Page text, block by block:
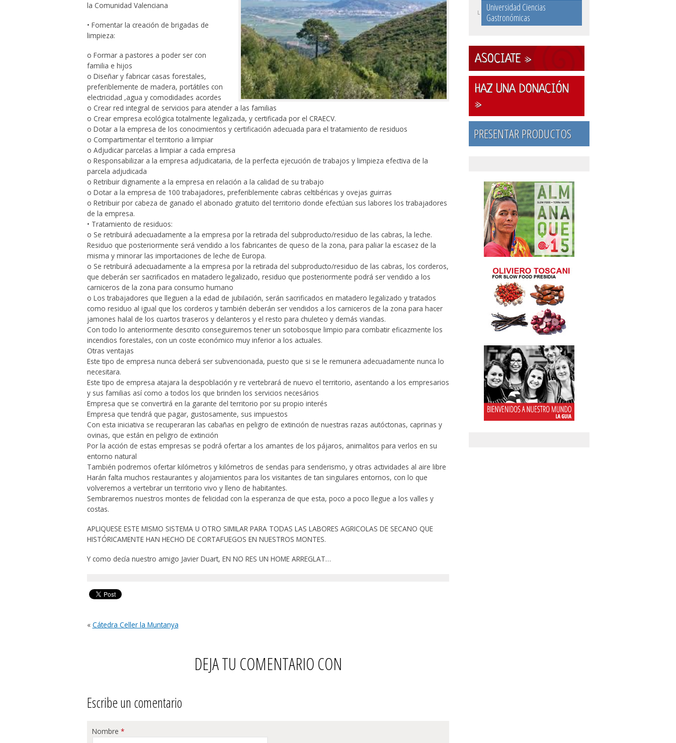
la Comunidad Valenciana
• Fomentar la creación de brigadas de
limpieza:
o Formar a pastores a poder ser con
familia e hijos
o Diseñar y fabricar casas forestales,
preferiblemente de madera, portátiles con
electricidad ,agua y comodidades acordes
o Crear red integral de servicios para atender a las familias
o Crear empresa ecológica totalmente legalizada, y certificada por el CRAECV.
o Dotar a la empresa de los conocimientos y certificación adecuada para el tratamiento de residuos
o Compartimentar el territorio a limpiar
o Adjudicar parcelas a limpiar a cada empresa
o Responsabilizar a la empresa adjudicataria, de la perfecta ejecución de trabajos y limpieza efectiva de la
parcela adjudicada
o Retribuir dignamente a la empresa en relación a la calidad de su trabajo
o Dotar a la empresa de 100 trabajadores, preferiblemente cabras celtibéricas y ovejas guirras
o Retribuir por cabeza de ganado el abonado gratuito del territorio donde efectúan sus labores los trabajadores
de la empresa.
• Tratamiento de residuos:
o Se retribuirá adecuadamente a la empresa por la retirada del subproducto/residuo de las cabras, la leche.
Residuo que posteriormente será vendido a los fabricantes de queso de la zona, para paliar la escasez de la
misma y minorar las importaciones de leche de Europa.
o Se retribuirá adecuadamente a la empresa por la retirada del subproducto/residuo de las cabras, los corderos,
que deberán ser sacrificados en matadero legalizado, residuo que posteriormente podrá ser vendido a los
carniceros de la zona para consumo humano
o Los trabajadores que lleguen a la edad de jubilación, serán sacrificados en matadero legalizado y tratados
como residuo al igual que los corderos y también deberán ser vendidos a los carniceros de la zona para hacer
jamones halal de los cuartos traseros y delanteros y el resto para chuleteo y demás viandas.
Con todo lo anteriormente descrito conseguiremos tener un sotobosque limpio para combatir eficazmente los
incendios forestales, con un coste económico muy inferior a los actuales.
Otras ventajas
Este tipo de empresa nunca deberá ser subvencionada, puesto que si se le remunera adecuadamente nunca lo
necesitara.
Este tipo de empresa atajara la despoblación y re vertebrará de nuevo el territorio, asentando a los empresarios
y sus familias así como a todos los que brinden los servicios necesários
Empresa que se convertirá en la garante del territorio por su propio interés
Empresa que tendrá que pagar, gustosamente, sus impuestos
Con esta iniciativa se recuperaran las cabañas en peligro de extinción de nuestras razas autóctonas, caprinas y
ovinas, que están en peligro de extinción
Por la acción de estas empresas se podrá ofertar a los amantes de los pájaros, animalitos para verlos en su
entorno natural
También podremos ofertar kilómetros y kilómetros de sendas para senderismo, y otras actividades al aire libre
Harán falta muchos restaurantes y alojamientos para los visitantes de tan singulares entornos, con lo que
volveremos a vertebrar un territorio vivo y lleno de habitantes.
Sembraremos nuestros montes de felicidad con la esperanza de que esta, poco a poco llegue a los valles y
costas.
APLIQUESE ESTE MISMO SISTEMA U OTRO SIMILAR PARA TODAS LAS LABORES AGRICOLAS DE SECANO QUE
HISTÓRICAMENTE HAN HECHO DE CORTAFUEGOS EN NUESTROS MONTES.
Y como decía nuestro amigo Javier Duart, EN NO RES UN HOME ARREGLAT…
« Cátedra Celler la Muntanya
DEJA TU COMENTARIO CON
Escribe un comentario
Nombre *
Universidad Ciencias
Gastronómicas
ASOCIATE »
HAZ UNA DONACIÓN
»
PRESENTAR PRODUCTOS